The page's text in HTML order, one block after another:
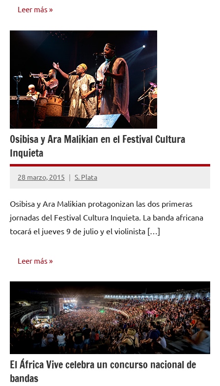
Leer más
NOTICIAS
Osibisa y Ara Malikian en el Festival Cultura
Inquieta
28 marzo, 2015 S. Plata
No
comentarios
Osibisa y Ara Malikian protagonizan las dos primeras
jornadas del Festival Cultura Inquieta. La banda africana
tocará el jueves 9 de julio y el violinista […]
Leer más
NOTICIAS
El África Vive celebra un concurso nacional de
bandas